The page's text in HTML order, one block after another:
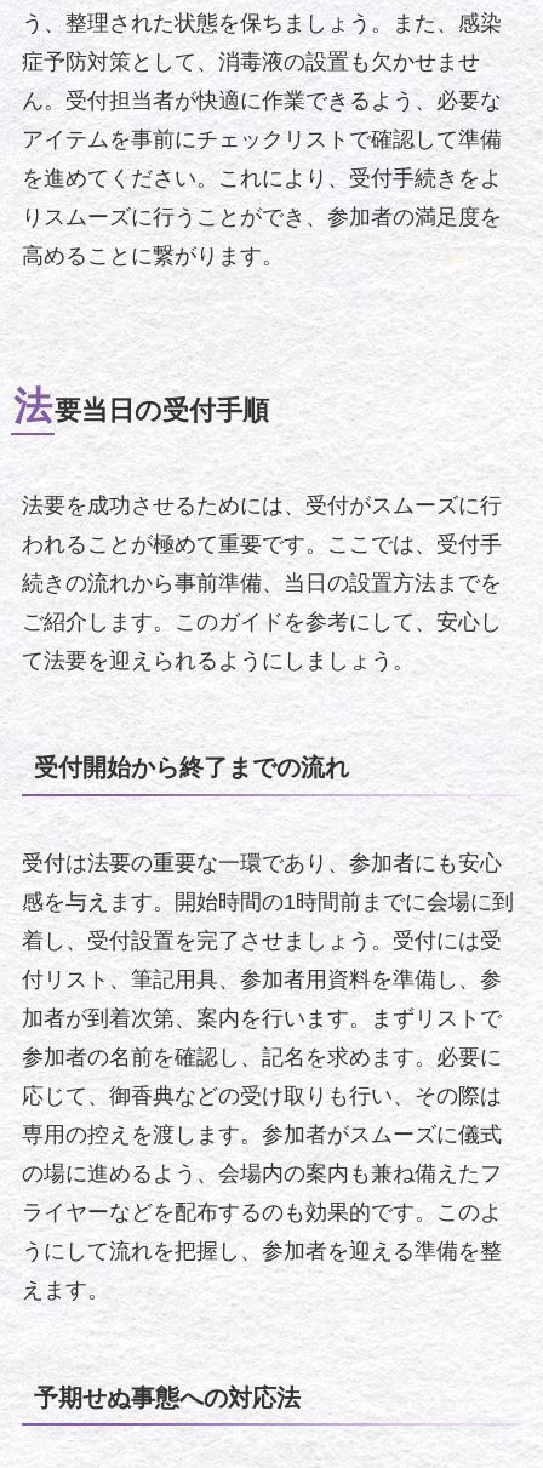
う、整理された状態を保ちましょう。また、感染
症予防対策として、消毒液の設置も欠かせませ
ん。受付担当者が快適に作業できるよう、必要な
アイテムを事前にチェックリストで確認して準備
を進めてください。これにより、受付手続きをよ
りスムーズに行うことができ、参加者の満足度を
高めることに繋がります。
法要当日の受付手順
法要を成功させるためには、受付がスムーズに行
われることが極めて重要です。ここでは、受付手
続きの流れから事前準備、当日の設置方法までを
ご紹介します。このガイドを参考にして、安心し
て法要を迎えられるようにしましょう。
受付開始から終了までの流れ
受付は法要の重要な一環であり、参加者にも安心
感を与えます。開始時間の1時間前までに会場に到
着し、受付設置を完了させましょう。受付には受
付リスト、筆記用具、参加者用資料を準備し、参
加者が到着次第、案内を行います。まずリストで
参加者の名前を確認し、記名を求めます。必要に
応じて、御香典などの受け取りも行い、その際は
専用の控えを渡します。参加者がスムーズに儀式
の場に進めるよう、会場内の案内も兼ね備えたフ
ライヤーなどを配布するのも効果的です。このよ
うにして流れを把握し、参加者を迎える準備を整
えます。
予期せぬ事態への対応法